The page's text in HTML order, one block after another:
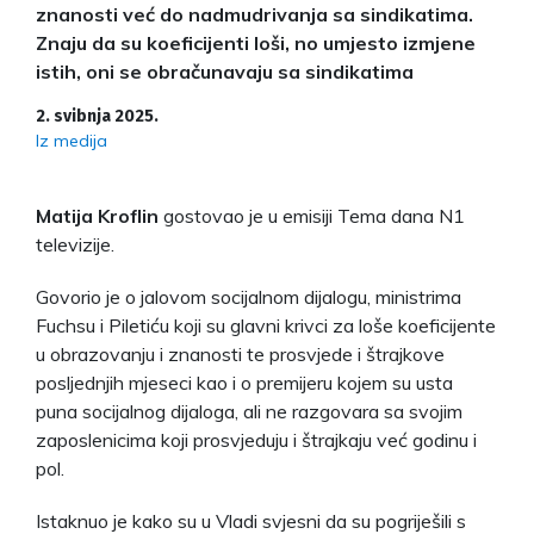
znanosti već do nadmudrivanja sa sindikatima.
Znaju da su koeficijenti loši, no umjesto izmjene
istih, oni se obračunavaju sa sindikatima
2. svibnja 2025.
Iz medija
Matija Kroflin gostovao je u emisiji Tema dana N1
televizije.
Govorio je o jalovom socijalnom dijalogu, ministrima
Fuchsu i Piletiću koji su glavni krivci za loše koeficijente
u obrazovanju i znanosti te prosvjede i štrajkove
posljednjih mjeseci kao i o premijeru kojem su usta
puna socijalnog dijaloga, ali ne razgovara sa svojim
zaposlenicima koji prosvjeduju i štrajkaju već godinu i
pol.
Istaknuo je kako su u Vladi svjesni da su pogriješili s